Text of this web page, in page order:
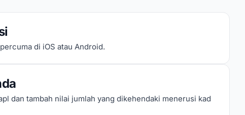
di iOS atau Android.
dan tambah nilai jumlah yang dikehendaki menerusi kad